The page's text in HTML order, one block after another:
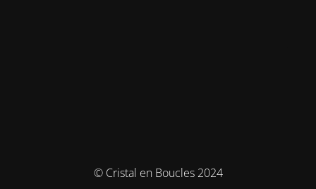
© Cristal en Boucles 2024